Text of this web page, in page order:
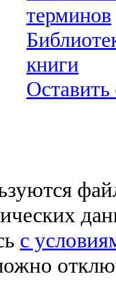
терминов
книги
Оставить
с